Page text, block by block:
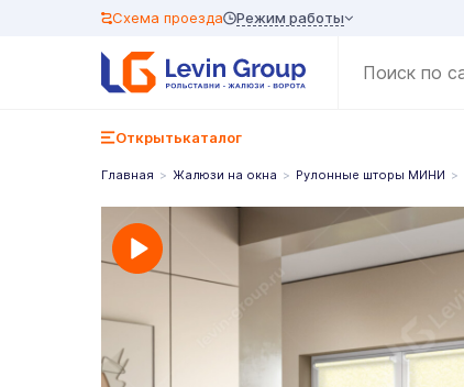
Схема проезда Режим работы
Открытькаталог
Главная Жалюзи на окна Рулонные шторы МИНИ